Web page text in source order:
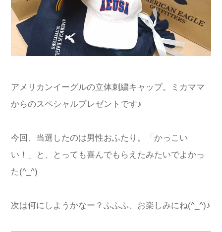
アメリカンイーグルの立体刺繍キャップ。ミカママ
からのスペシャルプレゼントです♪
今回、当選したのは男性おふたり。「かっこい
い！」と、とっても喜んでもらえたみたいでよかっ
た(^_^)
次は何にしようかなー？ふふふ、お楽しみにね(^_^)♪